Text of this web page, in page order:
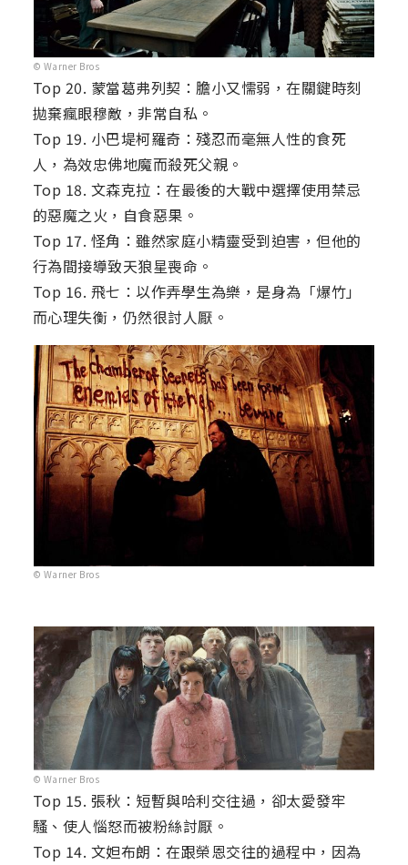
© Warner Bros
Top 20. 蒙當葛弗列契：膽小又懦弱，在關鍵時刻
拋棄瘋眼穆敵，非常自私。
Top 19. 小巴堤柯羅奇：殘忍而毫無人性的食死
人，為效忠佛地魔而殺死父親。
Top 18. 文森克拉：在最後的大戰中選擇使用禁忌
的惡魔之火，自食惡果。
Top 17. 怪角：雖然家庭小精靈受到迫害，但他的
行為間接導致天狼星喪命。
Top 16. 飛七：以作弄學生為樂，是身為「爆竹」
而心理失衡，仍然很討人厭。
© Warner Bros
© Warner Bros
Top 15. 張秋：短暫與哈利交往過，卻太愛發牢
騷、使人惱怒而被粉絲討厭。
Top 14. 文妲布朗：在跟榮恩交往的過程中，因為